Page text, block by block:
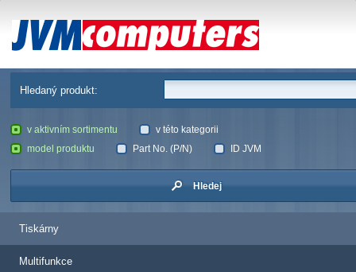
JVM Computers
Hledaný produkt:
v aktivním sortimentu
v této kategorii
model produktu
Part No. (P/N) ID JVM
Hledej
Tiskárny
Multifunkce